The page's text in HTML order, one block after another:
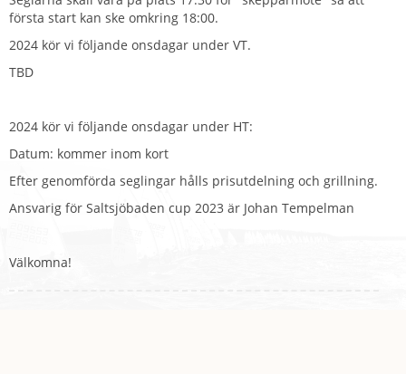
första start kan ske omkring 18:00.
2024 kör vi följande onsdagar under VT.
TBD
2024 kör vi följande onsdagar under HT:
Datum: kommer inom kort
Efter genomförda seglingar hålls prisutdelning och grillning.
Ansvarig för Saltsjöbaden cup 2023 är Johan Tempelman
Välkomna!